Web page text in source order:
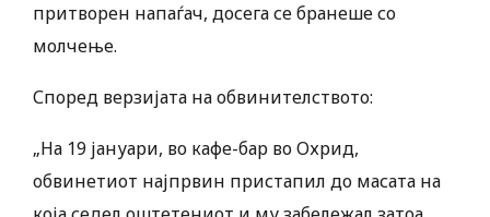
притворен напаѓач, досега се бранеше со
молчење.
Според верзијата на обвинителството:
„На 19 јануари, во кафе-бар во Охрид,
обвинетиот најпрвин пристапил до масата на